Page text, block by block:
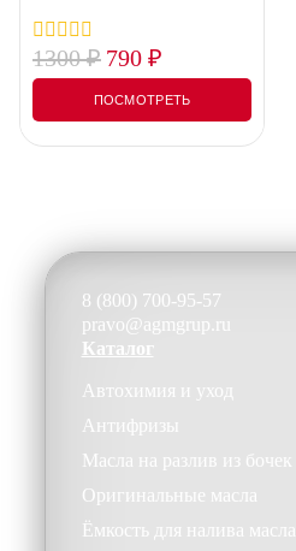
0
out
5
1300₽ 790 ₽
ПОСМОТРЕТЬ
8 (800) 700-95-57
pravo@agmgrup.ru
Каталог
Автохимия и уход
Антифризы
Масла на разлив из бочек
Оригинальные масла
Ёмкость для налива масла